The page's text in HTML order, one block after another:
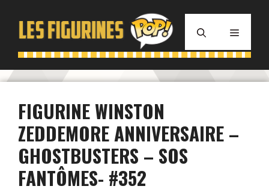
contenu
MENU
FIGURINE WINSTON
ZEDDEMORE ANNIVERSAIRE –
GHOSTBUSTERS – SOS
FANTÔMES- #352